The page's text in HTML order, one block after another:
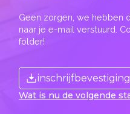
Geen zorgen, we hebben
naar je e-mail verstuurd.
folder!
inschrijfbevestiging
Wat is nu de volgende